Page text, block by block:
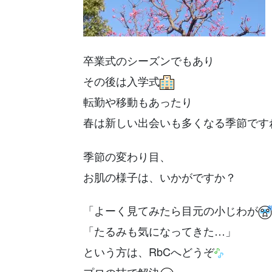
卒業式のシーズンでもあり
その後は入学式
転勤や移動もあったり
春は新しい出会いも多くなる季節です
季節の変わり目、
お肌の様子は、いかがですか？
「よーく見てみたら目元の小じわが
「たるみも気になってきた…」
という方は、RbCへどうぞ